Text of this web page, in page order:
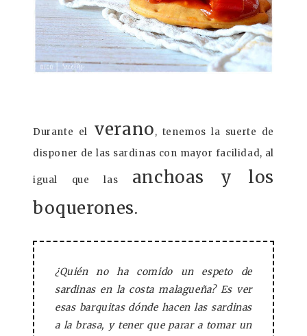
Durante el verano, tenemos la suerte de
disponer de las sardinas con mayor facilidad, al
igual que las anchoas y los
boquerones.
¿Quién no ha comido un espeto de
sardinas en la costa malagueña? Es ver
esas barquitas dónde hacen las sardinas
a la brasa, y tener que parar a tomar un